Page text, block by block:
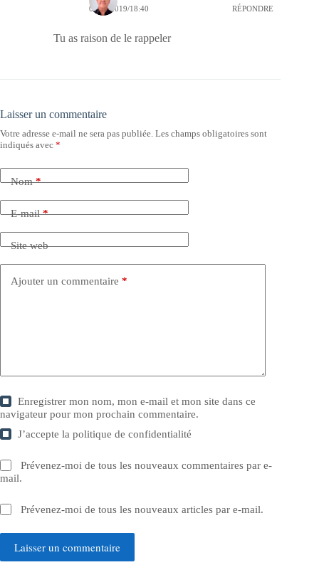
06/10/2019/18:40 RÉPONDRE
Tu as raison de le rappeler
Laisser un commentaire
Votre adresse e-mail ne sera pas publiée. Les champs obligatoires sont
indiqués avec *
Nom*
E-mail*
Site web
Ajouter un commentaire *
Enregistrer mon nom, mon e-mail et mon site dans ce
navigateur pour mon prochain commentaire.
J’accepte lapolitique de confidentialité
Prévenez-moi de tous les nouveaux commentaires par e-
mail.
Prévenez-moi de tous les nouveaux articles par e-mail.
Laisser un commentaire